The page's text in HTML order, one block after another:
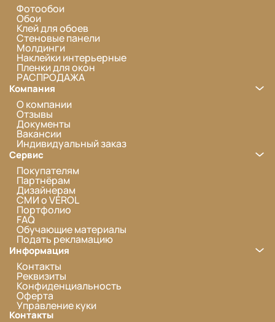
Фотообои
Обои
Клей для обоев
Стеновые панели
Молдинги
Наклейки интерьерные
Пленки для окон
РАСПРОДАЖА
Компания
О компании
Отзывы
Документы
Вакансии
Индивидуальный заказ
Сервис
Покупателям
Партнёрам
Дизайнерам
СМИ о VEROL
Портфолио
FAQ
Обучающие материалы
Подать рекламацию
Информация
Контакты
Реквизиты
Конфиденциальность
Оферта
Управление куки
Контакты